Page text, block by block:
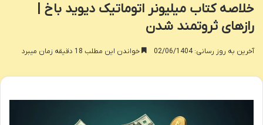
خلاصه کتاب میلیونر اتوماتیک دیوید باخ |
رازهای ثروتمند شدن
آخرین به روز رسانی: 02/06/1404 خواندن این مطلب 18 دقیقه زمان میبرد